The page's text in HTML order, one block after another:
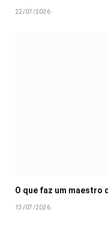
22/07/2026
O que faz um maestro
13/07/2026